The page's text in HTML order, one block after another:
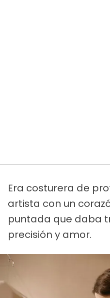
Era costurera de
artista con un
puntada que daba
precisión y amor.